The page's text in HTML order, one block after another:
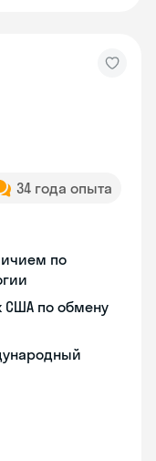
34 года опыта
по
США по обмену